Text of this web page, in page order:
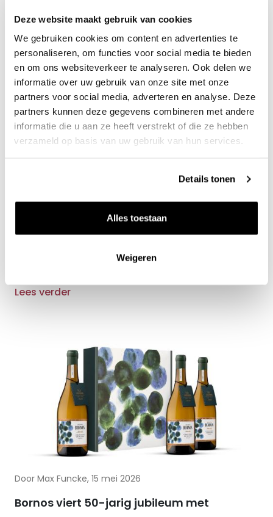
Deze website maakt gebruik van cookies
We gebruiken cookies om content en advertenties te
personaliseren, om functies voor social media te bieden
en om ons websiteverkeer te analyseren. Ook delen we
informatie over uw gebruik van onze site met onze
partners voor social media, adverteren en analyse. Deze
partners kunnen deze gegevens combineren met andere
informatie die u aan ze heeft verstrekt of die ze hebben
verzameld op basis van uw gebruik van hun services.
Details tonen
Alles toestaan
Weigeren
Door Max Funcke, 9 juni 2026
De wijnen uit dit gebied bleven jarenlang een
beetje onder de radar, maar winnen de laatste
jaren juist enorm aan populariteit, want de stijl van
Lees verder
Door Max Funcke, 15 mei 2026
Bornos viert 50-jarig jubileum met